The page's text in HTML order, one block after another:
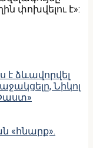
փոխվելու է»:
է ձևավորվել
Նիկոլ
«հնարք».